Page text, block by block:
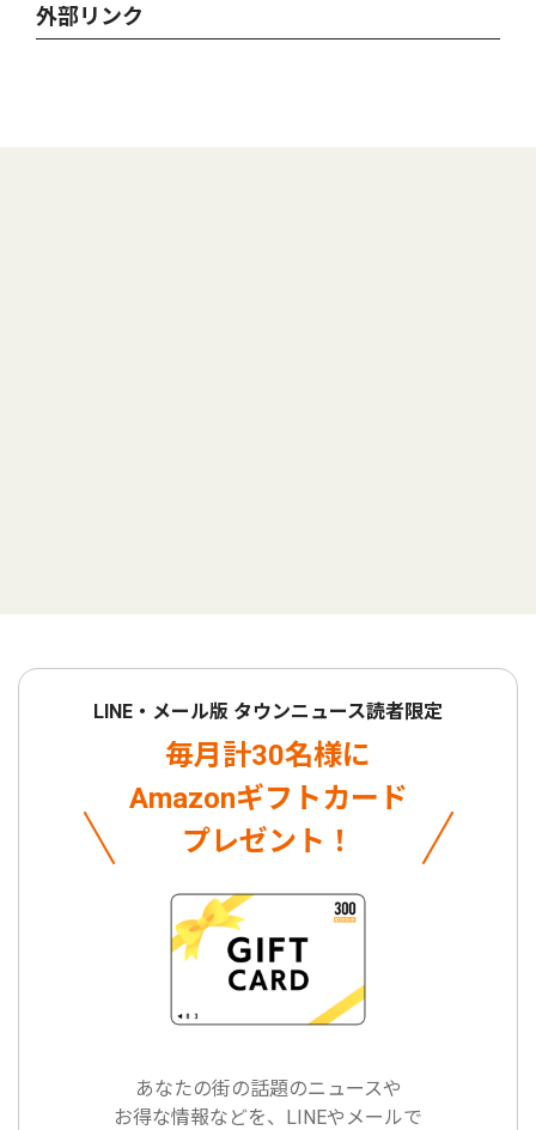
外部リンク
LINE・メール版 タウンニュース読者限定
毎月計30名様に
Amazonギフトカード
プレゼント！
あなたの街の話題のニュースや
お得な情報などを、LINEやメールで